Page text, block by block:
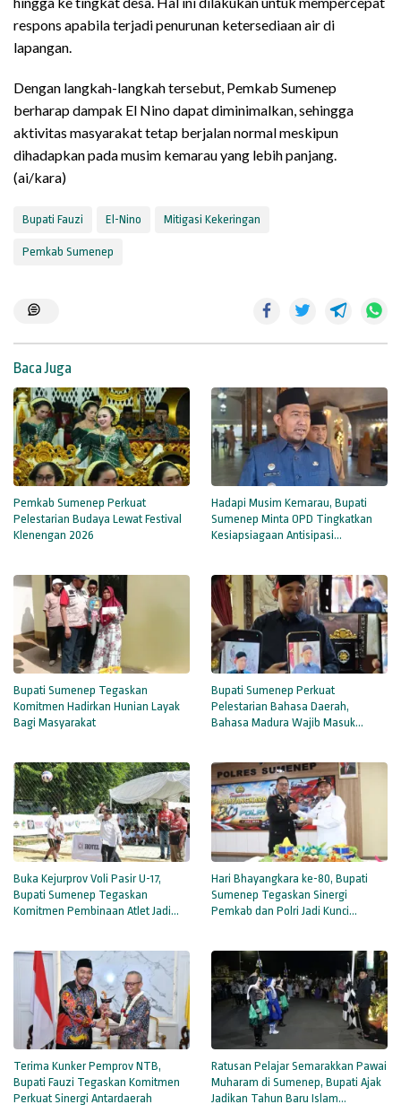
respons apabila terjadi penurunan ketersediaan air di
lapangan.
Dengan langkah-langkah tersebut, Pemkab Sumenep
berharap dampak El Nino dapat diminimalkan, sehingga
aktivitas masyarakat tetap berjalan normal meskipun
dihadapkan pada musim kemarau yang lebih panjang.
(ai/kara)
Bupati Fauzi El-Nino Mitigasi Kekeringan
Pemkab Sumenep
Baca Juga
Pemkab Sumenep Perkuat
Pelestarian Budaya Lewat Festival
Klenengan 2026
Hadapi Musim Kemarau, Bupati
Sumenep Minta OPD Tingkatkan
Kesiapsiagaan Antisipasi
Bupati Sumenep Tegaskan
Komitmen Hadirkan Hunian Layak
Bagi Masyarakat
Bupati Sumenep Perkuat
Pelestarian Bahasa Daerah,
Bahasa Madura Wajib Masuk
Buka Kejurprov Voli Pasir U-17,
Bupati Sumenep Tegaskan
Komitmen Pembinaan Atlet Jadi
Hari Bhayangkara ke-80, Bupati
Sumenep Tegaskan Sinergi
Pemkab dan Polri Jadi Kunci
Terima Kunker Pemprov NTB,
Bupati Fauzi Tegaskan Komitmen
Perkuat Sinergi Antardaerah
Ratusan Pelajar Semarakkan Pawai
Muharam di Sumenep, Bupati Ajak
Jadikan Tahun Baru Islam